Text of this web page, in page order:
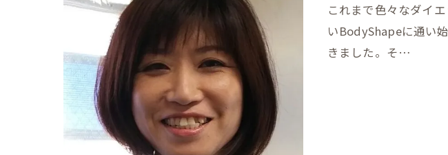
これまで色々なダイ
いBodyShapeに通い
きました。そ…